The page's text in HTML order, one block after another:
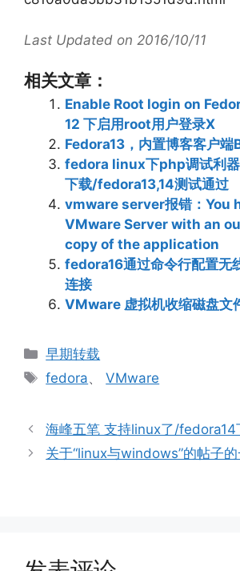
Last Updated on 2016/10/11
相关文章：
Enable Root login on
12 下启用root用户登录X
Fedora13，内置博客客户
fedora linux下php调试利
下载/fedora13,14测试通过
vmware server报错：You
VMware Server with an
copy of the application
fedora16通过命令行配置无
连接
VMware 虚拟机收缩磁盘文
分
类
早期转载
标
fedora、VMware
海峰五笔 支持linux了/fedora14
关于“linux与windows”的帖子的